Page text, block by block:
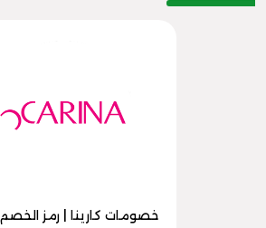
خصومات كارينا | رمز الخصم